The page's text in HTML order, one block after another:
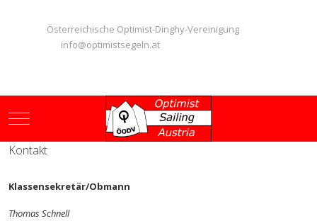
Österreichische Optimist-Dinghy-Vereinigung
info@optimistsegeln.at
Mobile Menu Toggle
Kontakt
Klassensekretär/Obmann
Thomas Schnell